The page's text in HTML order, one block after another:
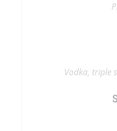
Vodka, triple